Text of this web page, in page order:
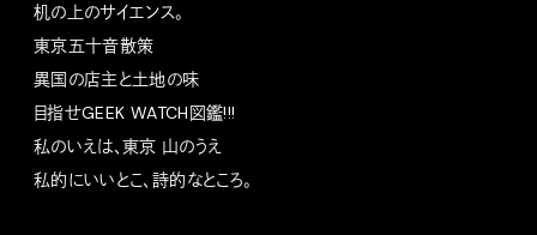
机の上のサイエンス。
東京五十音散策
異国の店主と土地の味
目指せGEEK WATCH図鑑!!!
私のいえは、東京 山のうえ
私的にいいとこ、詩的なところ。